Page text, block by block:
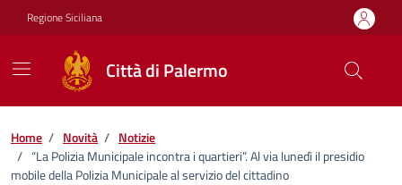
Vai ai contenuti
Vai al footer
Regione Siciliana
Città di Palermo
Home / Novità / Notizie
/ “La Polizia Municipale incontra i quartieri”. Al via lunedì il presidio
mobile della Polizia Municipale al servizio del cittadino